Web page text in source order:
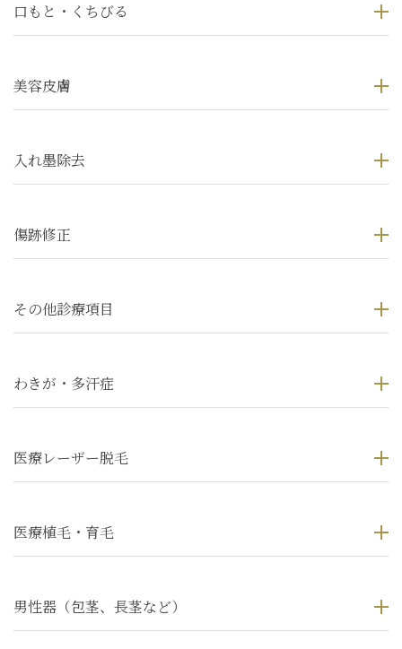
口もと・くちびる
美容皮膚
入れ墨除去
傷跡修正
その他診療項目
わきが・多汗症
医療レーザー脱毛
医療植毛・育毛
男性器（包茎、長茎など）